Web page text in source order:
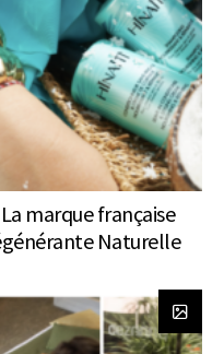
marque française
Naturelle